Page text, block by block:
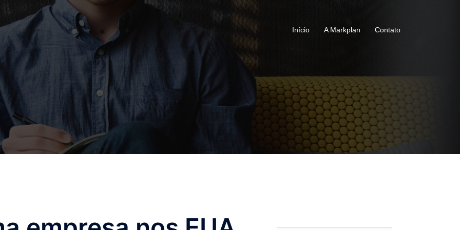
Início A Markplan Contato